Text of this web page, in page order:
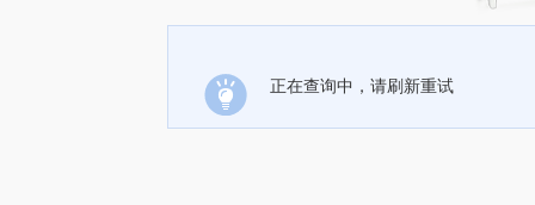
正在查询中，请刷新重试